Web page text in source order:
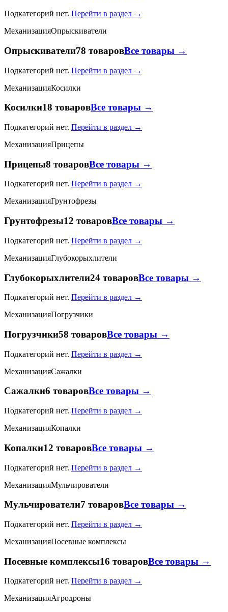
Подкатегорий нет. Перейти в раздел →
МеханизацияОпрыскиватели
Опрыскиватели78 товаровВсе товары →
Подкатегорий нет. Перейти в раздел →
МеханизацияКосилки
Косилки18 товаровВсе товары →
Подкатегорий нет. Перейти в раздел →
МеханизацияПрицепы
Прицепы8 товаровВсе товары →
Подкатегорий нет. Перейти в раздел →
МеханизацияГрунтофрезы
Грунтофрезы12 товаровВсе товары →
Подкатегорий нет. Перейти в раздел →
МеханизацияГлубокорыхлители
Глубокорыхлители24 товаровВсе товары →
Подкатегорий нет. Перейти в раздел →
МеханизацияПогрузчики
Погрузчики58 товаровВсе товары →
Подкатегорий нет. Перейти в раздел →
МеханизацияСажалки
Сажалки6 товаровВсе товары →
Подкатегорий нет. Перейти в раздел →
МеханизацияКопалки
Копалки12 товаровВсе товары →
Подкатегорий нет. Перейти в раздел →
МеханизацияМульчирователи
Мульчирователи7 товаровВсе товары →
Подкатегорий нет. Перейти в раздел →
МеханизацияПосевные комплексы
Посевные комплексы16 товаровВсе товары →
Подкатегорий нет. Перейти в раздел →
МеханизацияАгродроны